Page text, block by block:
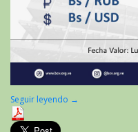
Seguir leyendo →